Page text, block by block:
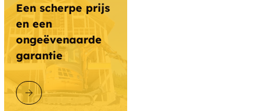
Een scherpe prijs
en een
ongeëvenaarde
garantie
ONTDEK GOLIATHTECH